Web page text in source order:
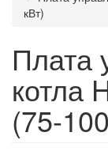
кВт)
Плата
котла
(75-